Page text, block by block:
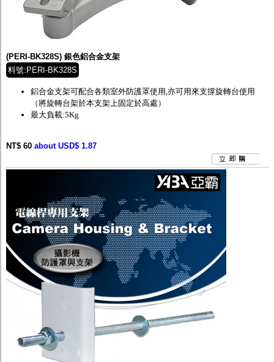
(PERI-BK328S) 銀色鋁合金支架
料號:PERI-BK328S
鋁合金支架可配合各類室外防護罩使用,亦可用來支撐旋轉台使用
（將旋轉台架於本支架上固定於高處）
最大負載:5Kg
NT$ 60 about USD$ 1.87